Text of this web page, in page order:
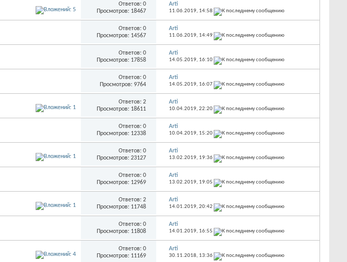
Ответов: 0
Просмотров: 18467
Arti
11.06.2019, 14:58
Ответов: 0
Просмотров: 14567
Arti
11.06.2019, 14:49
Ответов: 0
Просмотров: 17858
Arti
14.05.2019, 16:10
Ответов: 0
Просмотров: 9764
Arti
14.05.2019, 16:07
Ответов: 2
Просмотров: 18611
Arti
10.04.2019, 22:20
Ответов: 0
Просмотров: 12338
Arti
10.04.2019, 15:20
Ответов: 0
Просмотров: 23127
Arti
13.02.2019, 19:36
Ответов: 0
Просмотров: 12969
Arti
13.02.2019, 19:05
Ответов: 2
Просмотров: 11748
Arti
14.01.2019, 20:42
Ответов: 0
Просмотров: 11808
Arti
14.01.2019, 16:55
Ответов: 0
Просмотров: 11169
Arti
30.11.2018, 13:36